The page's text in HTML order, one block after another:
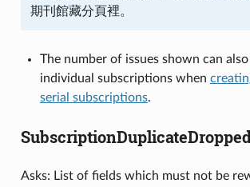
期刊館藏分頁裡。
The number of issues shown can
individual subscriptions when
serial subscriptions.
Asks: List of fields which must not be